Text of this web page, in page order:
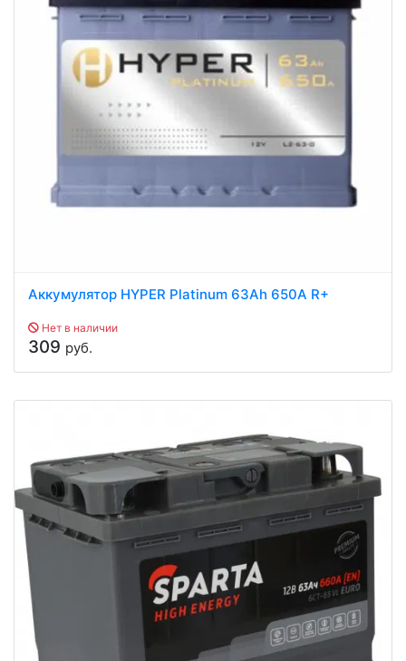
Аккумулятор HYPER Platinum 63Ah 650A R+
Нет в наличии
309 руб.